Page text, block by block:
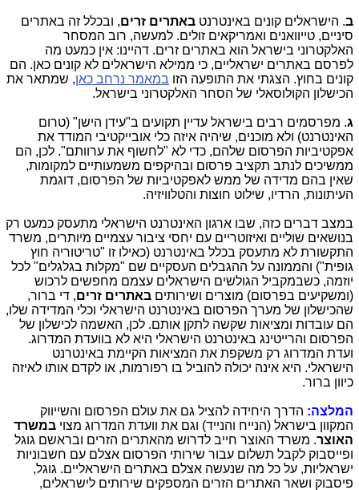
ב. הישראלים קונים באינטרנט באתרים זרים, ובכלל זה באתרים
סיניים, טייוואנים ואמריקאים זולים. למעשה, רוב המסחר
האלקטרוני בישראל הוא באתרים זרים. דהיינו: אין כמעט מה
לפרסם באתרים ישראליים, כי ממילא הישראלים לא קונים כאן. הם
קונים בחוץ. הצגתי את התופעה הזו במאמר נרחב כאן, שמתאר את
הכישלון הקולוסאלי של הסחר האלקטרוני בישראל.
ג. מפרסמים רבים בישראל עדיין תקועים ב"עידן הישן" (טרום
האינטרנט) ולא מוכנים, שיהיה איזה כלי אובייקטיבי המודד את
אפקטיביות הפרסום שלהם, כדי לא "לחשוף את ערוותם". לכן, הם
ממשיכים לנתב תקציב פרסום ובהיקפים משמעותיים למקומות,
שאין בהם מדידה של ממש לאפקטיביות של הפרסום, דוגמת
העיתונות, הרדיו, שילוט חוצות והטלוויזיה.
במצב דברים כזה, שבו ארגון האינטרנט הישראלי מתעסק כמעט רק
בנושאים שוליים ואיזוטריים עם יחסי ציבור עצמיים מיותרים, משרד
התקשורת לא מתעסק בכלל באינטרנט (כאילו זו "טריטוריה חוץ
גופית") והממונה על ההגבלים העסקיים שם "מקלות בגלגלים" לכל
יוזמה, כשבמקביל הגולשים הישראלים עצמם מחפשים לרכוש
(ומשקיעים בפרסום) מוצרים ושירותים באתרים זרים, די ברור,
שהכישלון של מערך הפרסום באינטרנט הישראלי וכלי המדידה שלו,
הם עובדות ומציאות שקשה לתקן אותם. לכן, האשמה לכישלון של
הפרסום והרייטינג באינטרנט הישראלי היא לא בוועדת המדרוג.
ועדת המדרוג רק משקפת את המציאות הקיימת באינטרנט
הישראלי. היא אינה יכולה להוביל בו רפורמות, או לקדם אותו לאיזה
כיוון ברור.
המלצה: הדרך היחידה להציל גם את עולם הפרסום והשייווק
המקוון בישראל (הנייח והנייד) וגם את וועדת המדרוג מצוי במשרד
האוצר. משרד האוצר חייב לדרוש מהאתרים הזרים ובראשם גוגל
ופייסבוק לקבל תשלום עבור שירותי הפרסום אצלם עם חשבוניות
ישראליות, על כל מה שנעשה אצלם באתרים הישראליים. גוגל,
פיסבוק ושאר האתרים הזרים המספקים שירותים לישראלים,